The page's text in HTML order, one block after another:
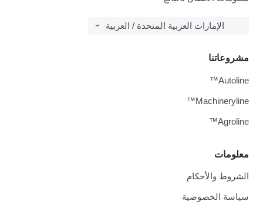
الإمارات العربية المتحدة / العربية
معلومات
الشروط والأحكام
سياسة الخصوصية
مشروعاتنا
Autoline™
Machineryline™
Agroline™